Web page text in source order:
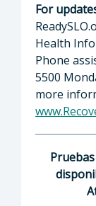
For
Health
Phone
5500
more